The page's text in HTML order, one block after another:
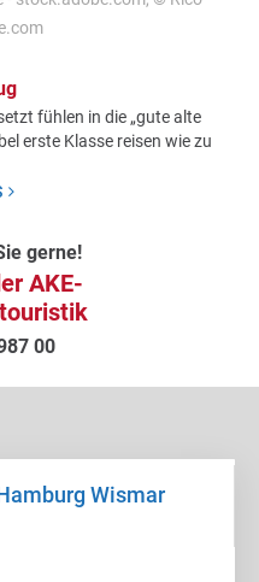
fühlen in die „gute alte
erste Klasse reisen wie zu
gerne!
AKE-
00
Wismar